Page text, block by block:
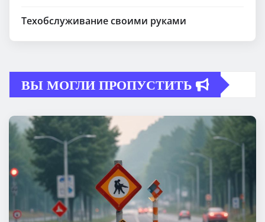
Техобслуживание своими руками
ВЫ МОГЛИ ПРОПУСТИТЬ